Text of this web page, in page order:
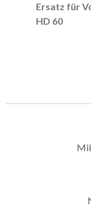
Ersatz für
HD 60